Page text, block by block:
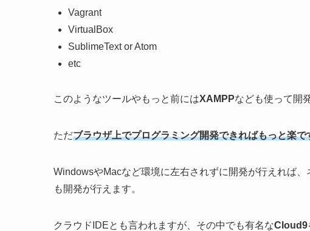
Vagrant
VirtualBox
SublimeText or Atom
etc
このようなツールやもっと前にはXAMPPなども使って開
ただブラウザ上でプログラミング開発できればもっと楽で
WindowsやMacなど環境に左右されずに開発が行えれば
も開発が行えます。
クラウドIDEとも言われますが、その中でも有名なCloud9